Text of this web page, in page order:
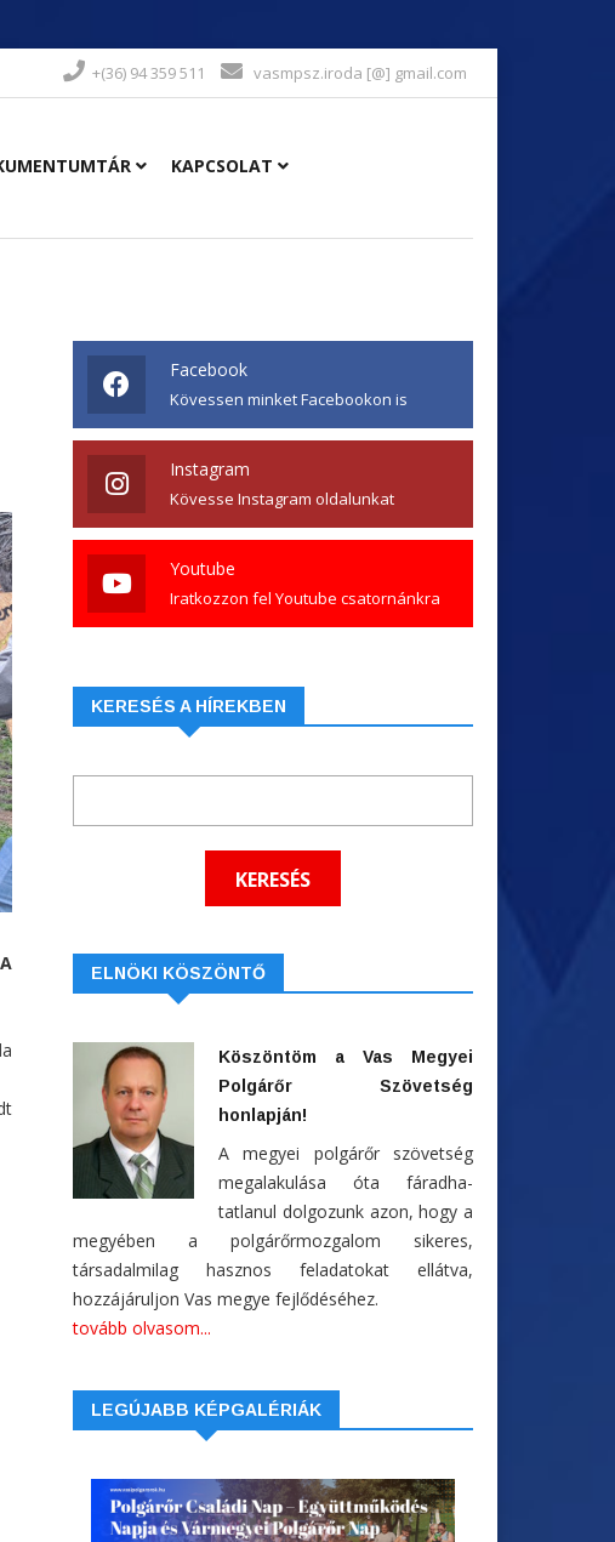
+(36) 94 359 511 vasmpsz.iroda [@] gmail.com
KAPCSOLAT
Facebook
Kövessen minket Facebookon is
Instagram
Kövesse Instagram oldalunkat
Youtube
Iratkozzon fel Youtube csatornánkra
KERESÉS A HÍREKBEN
ELNÖKI KÖSZÖNTŐ
Köszöntöm a Vas Megyei
Polgárőr Szövetség
honlapján!
A megyei polgárőr szövetség
megalakulása óta fáradha-
tatlanul dolgozunk azon, hogy a
megyében a polgárőrmozgalom sikeres,
társadalmilag hasznos feladatokat ellátva,
hozzájáruljon Vas megye fejlődéséhez.
tovább olvasom...
LEGÚJABB KÉPGALÉRIÁK